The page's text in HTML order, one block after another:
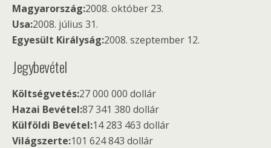
Magyarország:2008. október 23.
Usa:2008. július 31.
Egyesült Királyság:2008. szeptember 12.
Jegybevétel
Költségvetés:27 000 000 dollár
Hazai Bevétel:87 341 380 dollár
Külföldi Bevétel:14 283 463 dollár
Világszerte:101 624 843 dollár